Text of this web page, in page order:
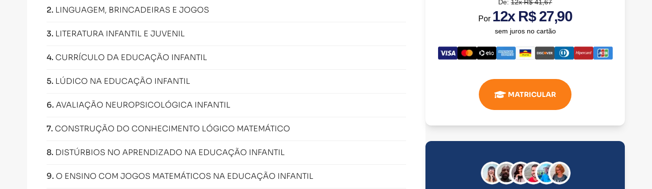
2. LINGUAGEM, BRINCADEIRAS E JOGOS
3. LITERATURA INFANTIL E JUVENIL
4. CURRÍCULO DA EDUCAÇÃO INFANTIL
5. LÚDICO NA EDUCAÇÃO INFANTIL
6.AVALIAÇÃO NEUROPSICOLÓGICA INFANTIL
7. CONSTRUÇÃO DO CONHECIMENTO LÓGICO MATEMÁTICO
8. DISTÚRBIOS NO APRENDIZADO NA EDUCAÇÃO INFANTIL
9. O ENSINO COM JOGOS MATEMÁTICOS NA EDUCAÇÃO INFANTIL
De:12x R$ 41,67
Por 12x R$ 27,90
sem juros no cartão
MATRICULAR